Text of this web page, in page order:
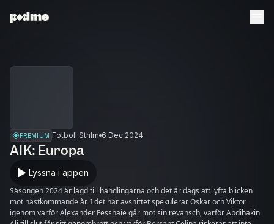
PREMIUM Fotboll Sthlm 6 Dec 2024
AIK: Europa
Lyssna i appen
Säsongen 2024 är lagd till handlingarna och det är dags att lyfta blicken
mot nästkommande år. I det här avsnittet spekulerar Oskar och Viktor
igenom varför Alexander Fesshaie går mot sin revansch, varför Abdihakin